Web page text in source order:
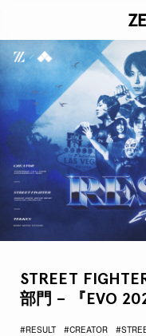
STREET
部門 – 『EVO
#RESULT #CREATOR